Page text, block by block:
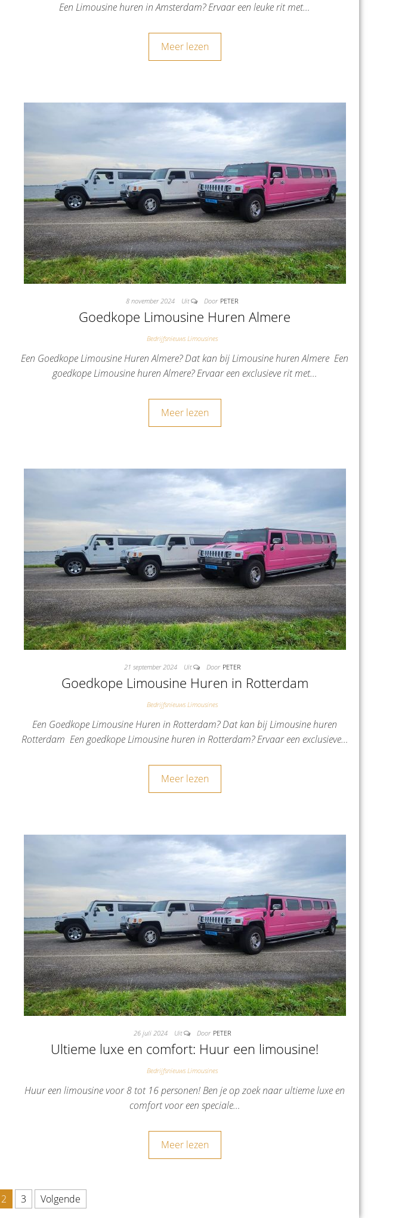
Een Limousine huren in Amsterdam? Ervaar een leuke rit met…
Meer lezen
8 november 2024 Uit Door PETER
Goedkope Limousine Huren Almere
Bedrijfsnieuws Limousines
Een Goedkope Limousine Huren Almere? Dat kan bij Limousine huren Almere Een
goedkope Limousine huren Almere? Ervaar een exclusieve rit met…
Meer lezen
21 september 2024 Uit Door PETER
Goedkope Limousine Huren in Rotterdam
Bedrijfsnieuws Limousines
Een Goedkope Limousine Huren in Rotterdam? Dat kan bij Limousine huren
Rotterdam Een goedkope Limousine huren in Rotterdam? Ervaar een exclusieve…
Meer lezen
26 juli 2024 Uit Door PETER
Ultieme luxe en comfort: Huur een limousine!
Bedrijfsnieuws Limousines
Huur een limousine voor 8 tot 16 personen! Ben je op zoek naar ultieme luxe en
comfort voor een speciale…
Meer lezen
2 3 Volgende